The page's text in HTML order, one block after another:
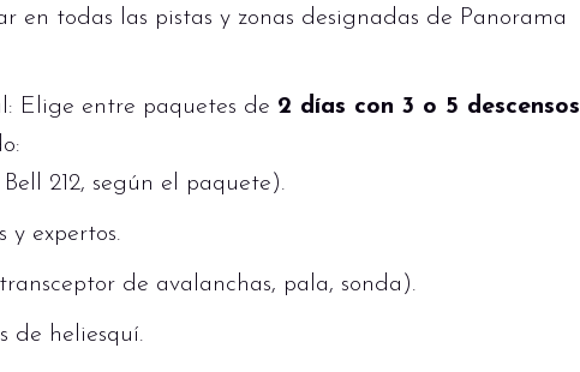
en todas las pistas y zonas designadas de Panorama
Elige entre paquetes de 2 días con 3 o 5 descensos
212, según el paquete).
y expertos.
de avalanchas, pala, sonda).
de heliesquí.